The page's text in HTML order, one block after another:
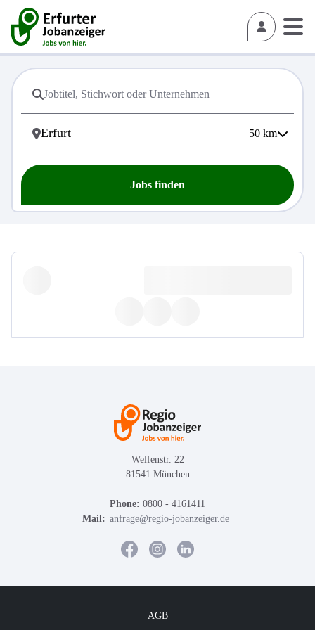
50 km
Jobs finden
Welfenstr. 22
81541 München
Phone: 0800 - 4161411
Mail: anfrage@regio-jobanzeiger.de
AGB